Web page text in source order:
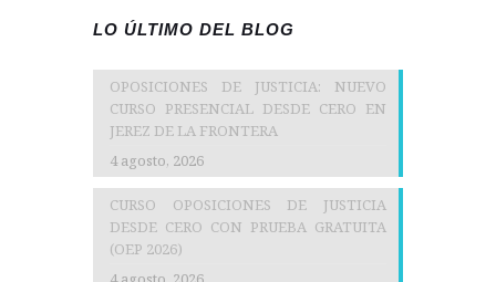
LO ÚLTIMO DEL BLOG
OPOSICIONES DE JUSTICIA: NUEVO
CURSO PRESENCIAL DESDE CERO EN
JEREZ DE LA FRONTERA
4 agosto, 2026
CURSO OPOSICIONES DE JUSTICIA
DESDE CERO CON PRUEBA GRATUITA
(OEP 2026)